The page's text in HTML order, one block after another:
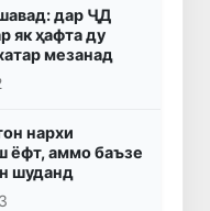
дар ҶД
як ҳафта ду
мезанад
нархи
ёфт, аммо баъзе
шуданд